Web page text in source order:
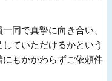
同で真摯に向き合い、
ていただけるかという
もかかわらずご依頼件